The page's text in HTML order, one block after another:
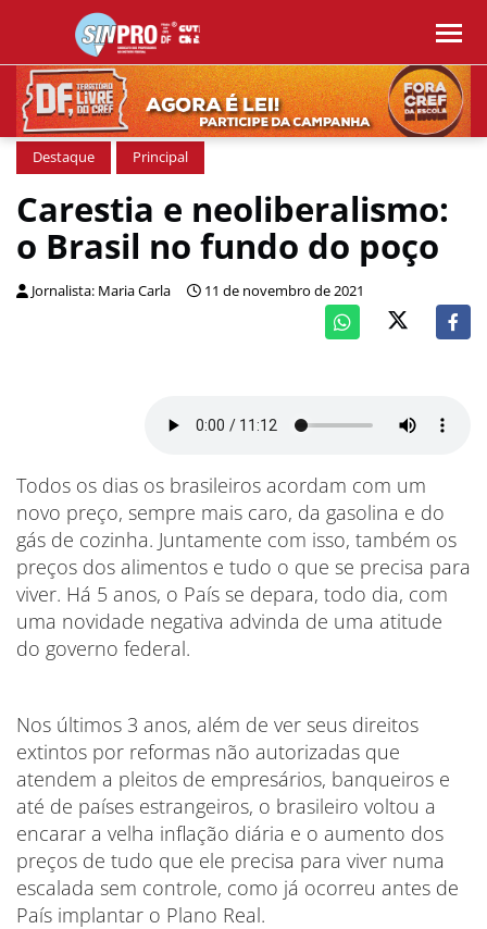
Destaque Principal
Carestia e neoliberalismo:
o Brasil no fundo do poço
Jornalista: Maria Carla 11 de novembro de 2021
Todos os dias os brasileiros acordam com um
novo preço, sempre mais caro, da gasolina e do
gás de cozinha. Juntamente com isso, também os
preços dos alimentos e tudo o que se precisa para
viver. Há 5 anos, o País se depara, todo dia, com
uma novidade negativa advinda de uma atitude
do governo federal.
Nos últimos 3 anos, além de ver seus direitos
extintos por reformas não autorizadas que
atendem a pleitos de empresários, banqueiros e
até de países estrangeiros, o brasileiro voltou a
encarar a velha inflação diária e o aumento dos
preços de tudo que ele precisa para viver numa
escalada sem controle, como já ocorreu antes de
País implantar o Plano Real.